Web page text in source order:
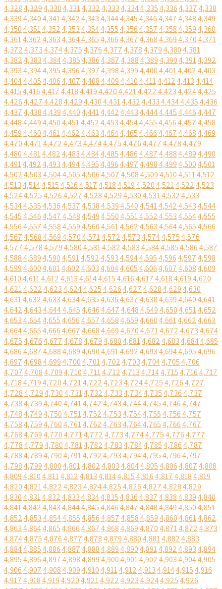
4,3284,3294,3304,3314,3324,3334,3344,3354,3364,3374,338
4,3394,3404,3414,3424,3434,3444,3454,3464,3474,3484,349
4,3504,3514,3524,3534,3544,3554,3564,3574,3584,3594,360
4,3614,3624,3634,3644,3654,3664,3674,3684,3694,3704,371
4,3724,3734,3744,3754,3764,3774,3784,3794,3804,381
4,3824,3834,3844,3854,3864,3874,3884,3894,3904,3914,392
4,3934,3944,3954,3964,3974,3984,3994,4004,4014,4024,403
4,4044,4054,4064,4074,4084,4094,4104,4114,4124,4134,414
4,4154,4164,4174,4184,4194,4204,4214,4224,4234,4244,425
4,4264,4274,4284,4294,4304,4314,4324,4334,4344,4354,436
4,4374,4384,4394,4404,4414,4424,4434,4444,4454,4464,447
4,4484,4494,4504,4514,4524,4534,4544,4554,4564,4574,458
4,4594,4604,4614,4624,4634,4644,4654,4664,4674,4684,469
4,4704,4714,4724,4734,4744,4754,4764,4774,4784,479
4,4804,4814,4824,4834,4844,4854,4864,4874,4884,4894,490
4,4914,4924,4934,4944,4954,4964,4974,4984,4994,5004,501
4,5024,5034,5044,5054,5064,5074,5084,5094,5104,5114,512
4,5134,5144,5154,5164,5174,5184,5194,5204,5214,5224,523
4,5244,5254,5264,5274,5284,5294,5304,5314,5324,533
4,5344,5354,5364,5374,5384,5394,5404,5414,5424,5434,544
4,5454,5464,5474,5484,5494,5504,5514,5524,5534,5544,555
4,5564,5574,5584,5594,5604,5614,5624,5634,5644,5654,566
4,5674,5684,5694,5704,5714,5724,5734,5744,5754,576
4,5774,5784,5794,5804,5814,5824,5834,5844,5854,5864,587
4,5884,5894,5904,5914,5924,5934,5944,5954,5964,5974,598
4,5994,6004,6014,6024,6034,6044,6054,6064,6074,6084,609
4,6104,6114,6124,6134,6144,6154,6164,6174,6184,6194,620
4,6214,6224,6234,6244,6254,6264,6274,6284,6294,630
4,6314,6324,6334,6344,6354,6364,6374,6384,6394,6404,641
4,6424,6434,6444,6454,6464,6474,6484,6494,6504,6514,652
4,6534,6544,6554,6564,6574,6584,6594,6604,6614,6624,663
4,6644,6654,6664,6674,6684,6694,6704,6714,6724,6734,674
4,6754,6764,6774,6784,6794,6804,6814,6824,6834,6844,685
4,6864,6874,6884,6894,6904,6914,6924,6934,6944,6954,696
4,6974,6984,6994,7004,7014,7024,7034,7044,7054,706
4,7074,7084,7094,7104,7114,7124,7134,7144,7154,7164,717
4,7184,7194,7204,7214,7224,7234,7244,7254,7264,727
4,7284,7294,7304,7314,7324,7334,7344,7354,7364,737
4,7384,7394,7404,7414,7424,7434,7444,7454,7464,747
4,7484,7494,7504,7514,7524,7534,7544,7554,7564,757
4,7584,7594,7604,7614,7624,7634,7644,7654,7664,767
4,7684,7694,7704,7714,7724,7734,7744,7754,7764,777
4,7784,7794,7804,7814,7824,7834,7844,7854,7864,787
4,7884,7894,7904,7914,7924,7934,7944,7954,7964,797
4,7984,7994,8004,8014,8024,8034,8044,8054,8064,8074,808
4,8094,8104,8114,8124,8134,8144,8154,8164,8174,8184,819
4,8204,8214,8224,8234,8244,8254,8264,8274,8284,829
4,8304,8314,8324,8334,8344,8354,8364,8374,8384,8394,840
4,8414,8424,8434,8444,8454,8464,8474,8484,8494,8504,851
4,8524,8534,8544,8554,8564,8574,8584,8594,8604,8614,862
4,8634,8644,8654,8664,8674,8684,8694,8704,8714,8724,873
4,8744,8754,8764,8774,8784,8794,8804,8814,8824,883
4,8844,8854,8864,8874,8884,8894,8904,8914,8924,8934,894
4,8954,8964,8974,8984,8994,9004,9014,9024,9034,9044,905
4,9064,9074,9084,9094,9104,9114,9124,9134,9144,9154,916
4,9174,9184,9194,9204,9214,9224,9234,9244,9254,926